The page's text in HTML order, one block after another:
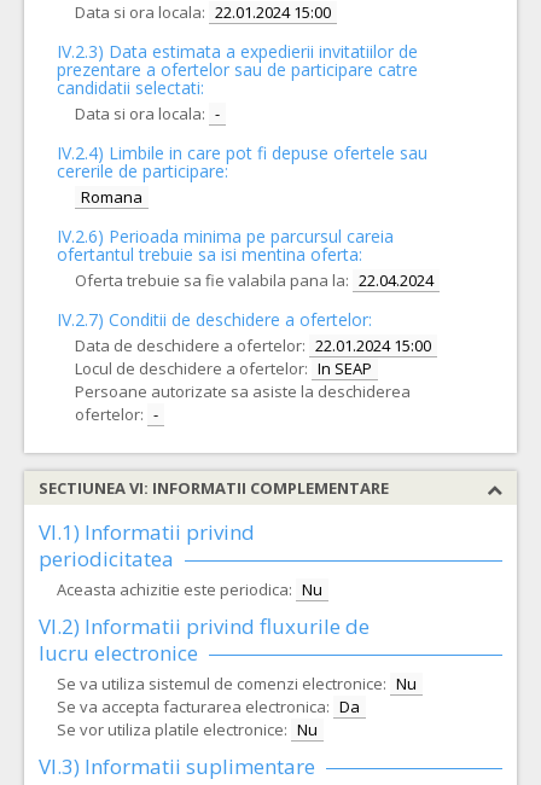
Data si ora locala: 22.01.2024 15:00
IV.2.3) Data estimata a expedierii invitatiilor de
prezentare a ofertelor sau de participare catre
candidatii selectati:
Data si ora locala: -
IV.2.4) Limbile in care pot fi depuse ofertele sau
cererile de participare:
Romana
IV.2.6) Perioada minima pe parcursul careia
ofertantul trebuie sa isi mentina oferta:
Oferta trebuie sa fie valabila pana la: 22.04.2024
IV.2.7) Conditii de deschidere a ofertelor:
Data de deschidere a ofertelor: 22.01.2024 15:00
Locul de deschidere a ofertelor: In SEAP
Persoane autorizate sa asiste la deschiderea
ofertelor: -
SECTIUNEA VI: INFORMATII COMPLEMENTARE
VI.1) Informatii privind
periodicitatea
Aceasta achizitie este periodica: Nu
VI.2) Informatii privind fluxurile de
lucru electronice
Se va utiliza sistemul de comenzi electronice: Nu
Se va accepta facturarea electronica: Da
Se vor utiliza platile electronice: Nu
VI.3) Informatii suplimentare